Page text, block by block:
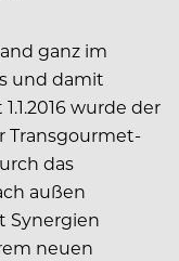
ganz im
und damit
wurde der
Transgourmet-
das
außen
Synergien
neuen